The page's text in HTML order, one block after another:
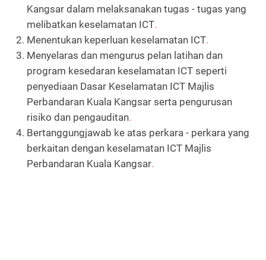
Kangsar dalam melaksanakan tugas - tugas yang
melibatkan keselamatan ICT.
Menentukan keperluan keselamatan ICT.
Menyelaras dan mengurus pelan latihan dan
program kesedaran keselamatan ICT seperti
penyediaan Dasar Keselamatan ICT Majlis
Perbandaran Kuala Kangsar serta pengurusan
risiko dan pengauditan.
Bertanggungjawab ke atas perkara - perkara yang
berkaitan dengan keselamatan ICT Majlis
Perbandaran Kuala Kangsar.